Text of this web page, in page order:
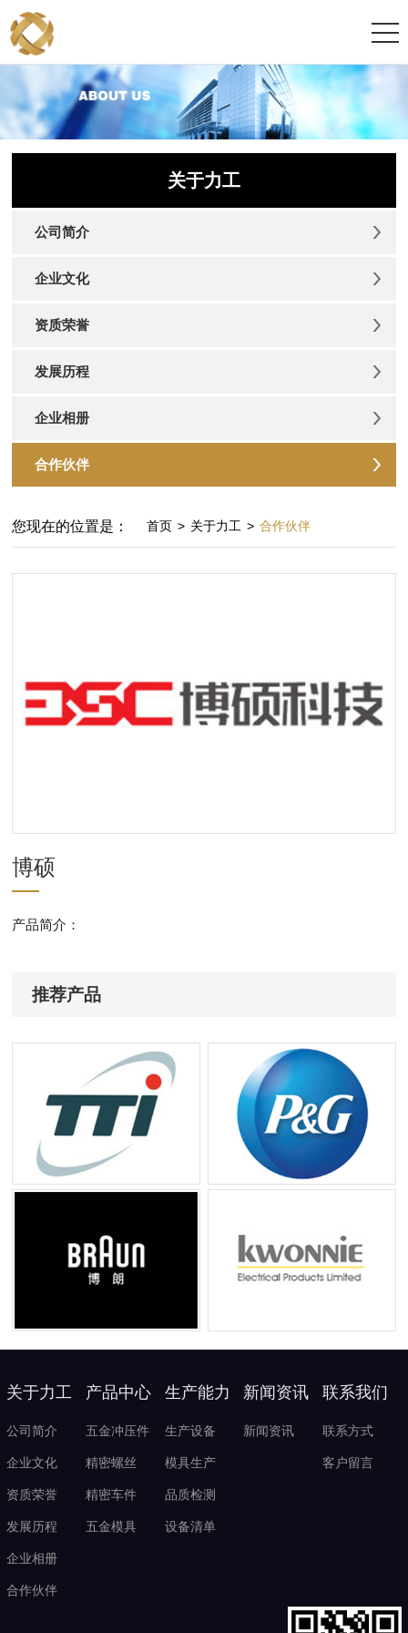
关于力工
公司简介
企业文化
资质荣誉
发展历程
企业相册
合作伙伴
您现在的位置是： 首页 > 关于力工 > 合作伙伴
博硕
产品简介：
推荐产品
关于力工
公司简介
企业文化
资质荣誉
发展历程
企业相册
合作伙伴
产品中心
五金冲压件
精密螺丝
精密车件
五金模具
生产能力
生产设备
模具生产
品质检测
设备清单
新闻资讯
新闻资讯
联系我们
联系方式
客户留言